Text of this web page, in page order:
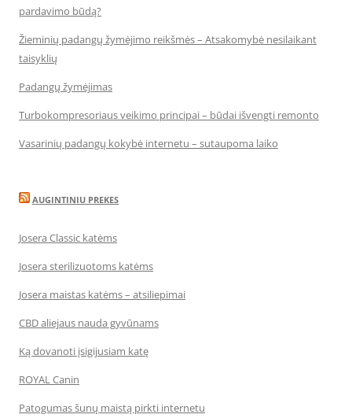
pardavimo būdą?
Žieminių padangų žymėjimo reikšmės – Atsakomybė nesilaikant
taisyklių
Padangų žymėjimas
Turbokompresoriaus veikimo principai – būdai išvengti remonto
Vasarinių padangų kokybė internetu – sutaupoma laiko
AUGINTINIU PREKES
Josera Classic katėms
Josera sterilizuotoms katėms
Josera maistas katėms – atsiliepimai
CBD aliejaus nauda gyvūnams
Ką dovanoti įsigijusiam katę
ROYAL Canin
Patogumas šunų maistą pirkti internetu